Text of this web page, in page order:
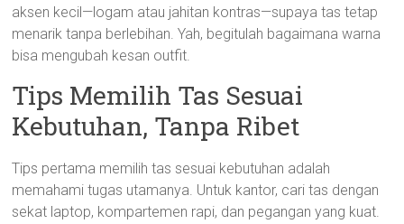
aksen kecil—logam atau jahitan kontras—supaya tas tetap
menarik tanpa berlebihan. Yah, begitulah bagaimana warna
bisa mengubah kesan outfit.
Tips Memilih Tas Sesuai
Kebutuhan, Tanpa Ribet
Tips pertama memilih tas sesuai kebutuhan adalah
memahami tugas utamanya. Untuk kantor, cari tas dengan
sekat laptop, kompartemen rapi, dan pegangan yang kuat.